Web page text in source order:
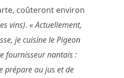
coûteront environ
vins). « Actuellement,
je cuisine le Pigeon
fournisseur nantais :
prépare au jus et de